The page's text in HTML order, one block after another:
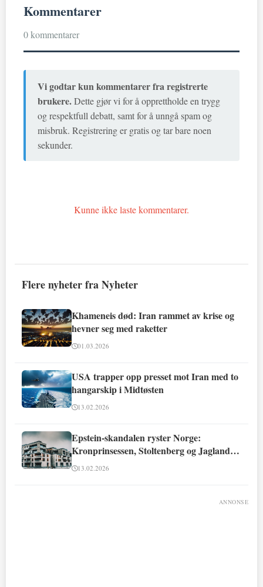
Kommentarer
0 kommentarer
Vi godtar kun kommentarer fra registrerte
brukere.Dette gjør vi for å opprettholde en trygg
og respektfull debatt, samt for å unngå spam og
misbruk. Registrering er gratis og tar bare noen
sekunder.
Kunne ikke laste kommentarer.
Flere nyheter fra Nyheter
Khameneis død: Iran rammet av krise og
hevner seg med raketter
01.03.2026
USA trapper opp presset mot Iran med to
hangarskip i Midtøsten
13.02.2026
Epstein-skandalen ryster Norge:
Kronprinsessen, Stoltenberg og Jagland
involvert
13.02.2026
ANNONSE